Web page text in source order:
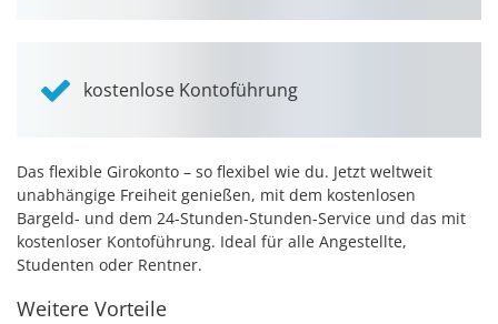
kostenlose Kontoführung
Das flexible Girokonto – so flexibel wie du. Jetzt weltweit
unabhängige Freiheit genießen, mit dem kostenlosen
Bargeld- und dem 24-Stunden-Stunden-Service und das mit
kostenloser Kontoführung. Ideal für alle Angestellte,
Studenten oder Rentner.
Weitere Vorteile